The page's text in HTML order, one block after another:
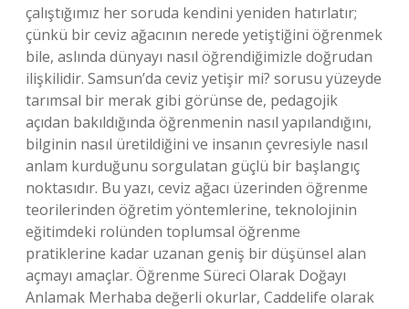
çalıştığımız her soruda kendini yeniden hatırlatır;
çünkü bir ceviz ağacının nerede yetiştiğini öğrenmek
bile, aslında dünyayı nasıl öğrendiğimizle doğrudan
ilişkilidir. Samsun’da ceviz yetişir mi? sorusu yüzeyde
tarımsal bir merak gibi görünse de, pedagojik
açıdan bakıldığında öğrenmenin nasıl yapılandığını,
bilginin nasıl üretildiğini ve insanın çevresiyle nasıl
anlam kurduğunu sorgulatan güçlü bir başlangıç
noktasıdır. Bu yazı, ceviz ağacı üzerinden öğrenme
teorilerinden öğretim yöntemlerine, teknolojinin
eğitimdeki rolünden toplumsal öğrenme
pratiklerine kadar uzanan geniş bir düşünsel alan
açmayı amaçlar. Öğrenme Süreci Olarak Doğayı
Anlamak Merhaba değerli okurlar, Caddelife olarak